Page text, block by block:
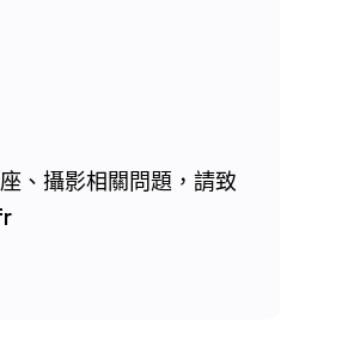
、攝影相關問題，請致